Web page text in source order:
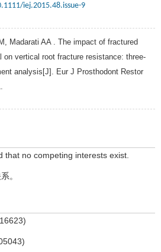
iej.2015.48.issue-9
Madarati AA . The impact of fractured
on vertical root fracture resistance: three-
analysis[J]. Eur J Prosthodont Restor
that no competing interests exist.
。